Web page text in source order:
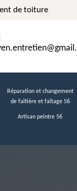
de toiture
Réparation et changement
de faîtière et faîtage 56
Artisan peintre 56